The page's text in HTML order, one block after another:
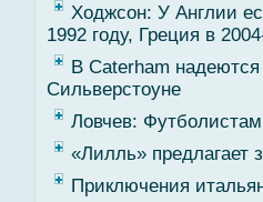
Ходжсон: У Англии
1992 году, Греция в
В Caterham
Сильверстоуне
Ловчев:
«Лилль» предлагает
Приключения